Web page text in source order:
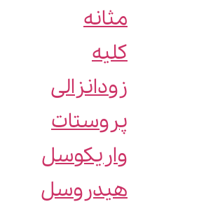
مثانه
کلیه
زودانزالی
پروستات
واریکوسل
هیدروسل